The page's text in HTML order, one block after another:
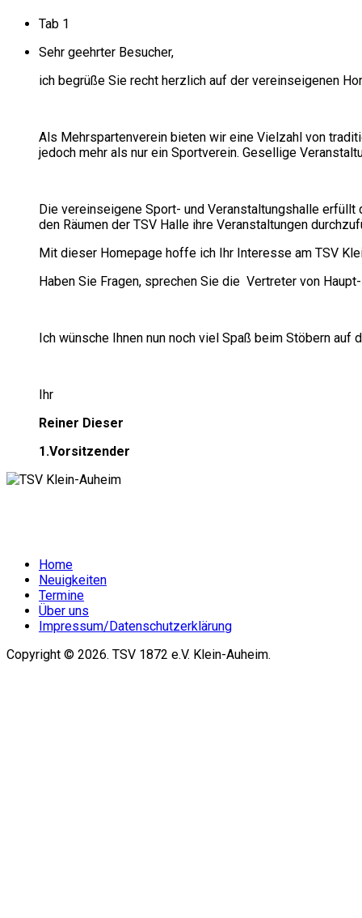
Tab 1
Sehr geehrter Besucher,
ich begrüße Sie recht herzlich auf der vereinseigenen
Als Mehrspartenverein bieten wir eine Vielzahl von
jedoch mehr als nur ein Sportverein. Gesellige
Die vereinseigene Sport- und Veranstaltungshalle
den Räumen der TSV Halle ihre Veranstaltungen
Mit dieser Homepage hoffe ich Ihr Interesse am TSV
Haben Sie Fragen, sprechen Sie die Vertreter von
Ich wünsche Ihnen nun noch viel Spaß beim Stöbern
Ihr
Reiner Dieser
1.Vorsitzender
Home
Neuigkeiten
Termine
Über uns
Impressum/Datenschutzerklärung
Copyright © 2026. TSV 1872 e.V. Klein-Auheim.